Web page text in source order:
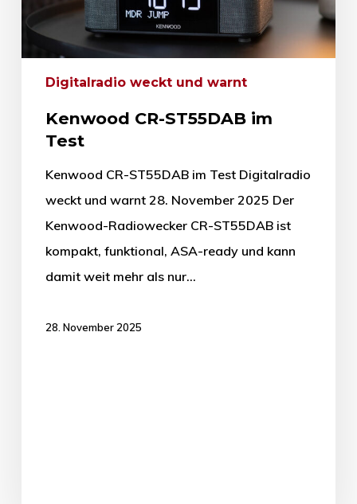
Digitalradio weckt und warnt
Kenwood CR-ST55DAB im
Test
Kenwood CR-ST55DAB im Test Digitalradio
weckt und warnt 28. November 2025 Der
Kenwood-Radiowecker CR-ST55DAB ist
kompakt, funktional, ASA-ready und kann
damit weit mehr als nur…
28. November 2025